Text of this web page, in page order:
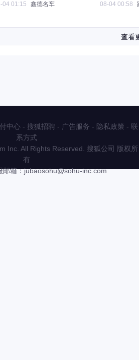
04 01:15 鑫德名车 08-04 00:58
查看
中心 - 搜狐招聘 - 广告服务 - 隐私政策 - 联
系方式
Inc. All Rights Reserved. 搜狐公司 版权所
有
邮箱：jubaosohu@sohu-inc.com